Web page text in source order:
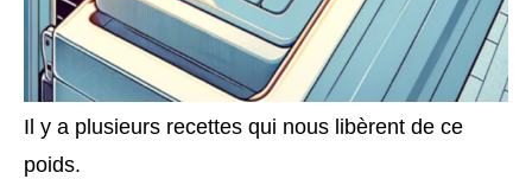
Il y a plusieurs recettes qui nous libèrent de ce
poids.